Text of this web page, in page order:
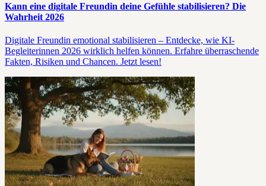
Kann eine digitale Freundin deine Gefühle stabilisieren? Die
Wahrheit 2026
Digitale Freundin emotional stabilisieren – Entdecke, wie KI-
Begleiterinnen 2026 wirklich helfen können. Erfahre überraschende
Fakten, Risiken und Chancen. Jetzt lesen!